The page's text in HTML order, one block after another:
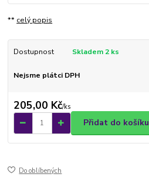
** celý popis
Dostupnost Skladem 2 ks
Nejsme plátci DPH
205,00 Kč/ks
Přidat do košíku
Do oblíbených